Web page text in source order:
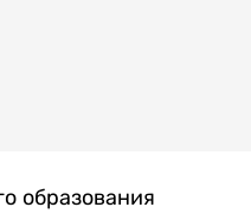
образования